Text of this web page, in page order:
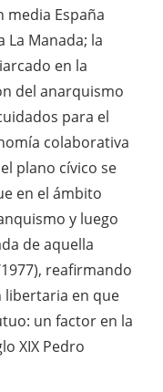
España
La Manada; la
en la
del anarquismo
para el
colaborativa
plano cívico se
en el ámbito
y luego
de aquella
reafirmando
libertaria en que
un factor en la
XIX Pedro